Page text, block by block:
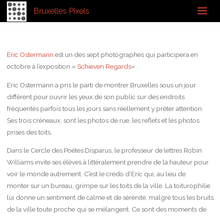
Bruxelles Pixels
Home
Schieven Regards I : Eric Ostermann
Eric Ostermann est un des sept photographes qui participera en
octobre à l’exposition « Schieven Regards« .
Eric Ostermann a pris le parti de montrer Bruxelles sous un jour
différent pour ouvrir les yeux de son public sur des endroits
fréquentés parfois tous les jours sans réellement y prêter attention.
Ses trois créneaux, sont les photos de rue, les reflets et les photos
prises des toits.
Dans le Cercle des Poètes Disparus, le professeur de lettres Robin
Williams invite ses élèves à littéralement prendre de la hauteur pour
voir le monde autrement. C’est le crédo d’Eric qui, au lieu de
monter sur un bureau, grimpe sur les toits de la ville. La toiturophilie
lui donne un sentiment de calme et de sérénité, malgré tous les bruits
de la ville toute proche qui se mélangent. Ce sont des moments de